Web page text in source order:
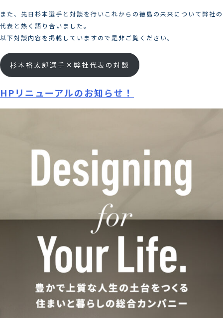
また、先日杉本選手と対談を行いこれからの徳島の未来について弊社の
代表と熱く語り合いました。
以下対談内容を掲載していますので是非ご覧ください。
杉本裕太郎選手×弊社代表の対談
HPリニューアルのお知らせ！